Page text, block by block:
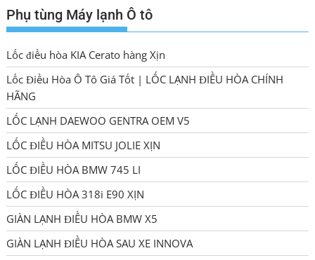
Phụ tùng Máy lạnh Ô tô
Lốc điều hòa KIA Cerato hàng Xịn
Lốc Điều Hòa Ô Tô Giá Tốt | LỐC LẠNH ĐIỀU HÒA CHÍNH
HÃNG
LỐC LẠNH DAEWOO GENTRA OEM V5
LỐC ĐIỀU HÒA MITSU JOLIE XỊN
LỐC ĐIỀU HÒA BMW 745 LI
LỐC ĐIỀU HÒA 318i E90 XỊN
GIÀN LẠNH ĐIỀU HÒA BMW X5
GIÀN LẠNH ĐIỀU HÒA SAU XE INNOVA